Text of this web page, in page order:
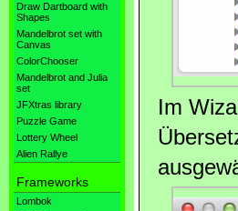
Draw Dartboard with
Shapes
Mandelbrot set with
Canvas
ColorChooser
Mandelbrot and Julia
set
JFXtras library
Puzzle Game
Lottery Wheel
Alien Rallye
Frameworks
Lombok
Im